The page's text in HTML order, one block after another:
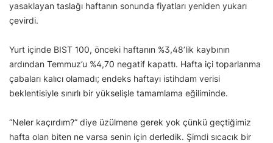
yasaklayan taslağı haftanın sonunda fiyatları yeniden yukarı
çevirdi.
Yurt içinde BIST 100, önceki haftanın %3,48’lik kaybının
ardından Temmuz’u %4,70 negatif kapattı. Hafta içi toparlanma
çabaları kalıcı olamadı; endeks haftayı istihdam verisi
beklentisiyle sınırlı bir yükselişle tamamlama eğiliminde.
“Neler kaçırdım?” diye üzülmene gerek yok çünkü geçtiğimiz
hafta olan biten ne varsa senin için derledik. Şimdi sıcacık bir